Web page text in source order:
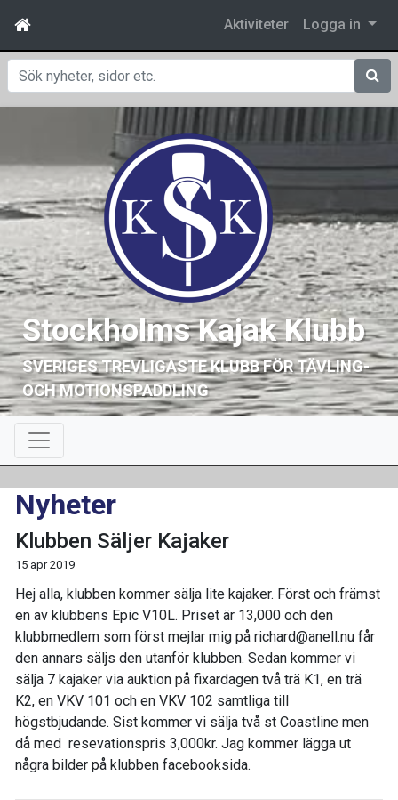
Aktiviteter Logga in
Sök
Stockholms Kajak Klubb
SVERIGES TREVLIGASTE KLUBB FÖR TÄVLING-
OCH MOTIONSPADDLING
Nyheter
Klubben Säljer Kajaker
15 apr 2019
Hej alla, klubben kommer sälja lite kajaker. Först och främst
en av klubbens Epic V10L. Priset är 13,000 och den
klubbmedlem som först mejlar mig på richard@anell.nu får
den annars säljs den utanför klubben. Sedan kommer vi
sälja 7 kajaker via auktion på fixardagen två trä K1, en trä
K2, en VKV 101 och en VKV 102 samtliga till
högstbjudande. Sist kommer vi sälja två st Coastline men
då med resevationspris 3,000kr. Jag kommer lägga ut
några bilder på klubben facebooksida.